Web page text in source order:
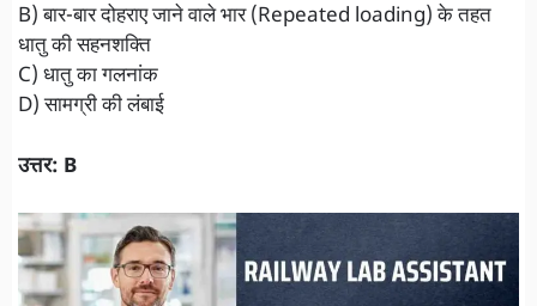
B) बार-बार दोहराए जाने वाले भार (Repeated loading) के तहत
धातु की सहनशक्ति
C) धातु का गलनांक
D) सामग्री की लंबाई
उत्तर: B